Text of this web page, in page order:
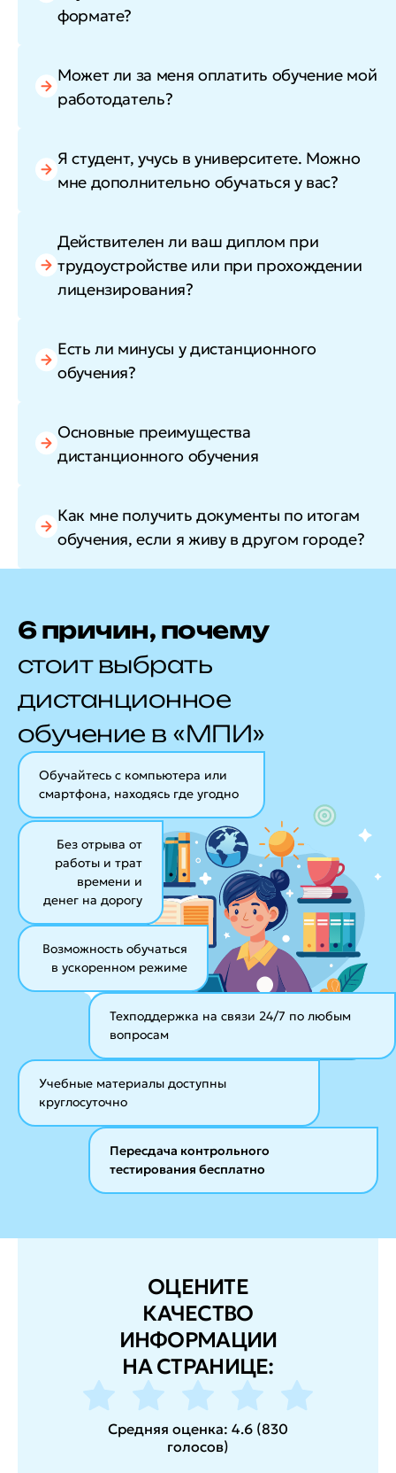
формате?
Может ли за меня оплатить обучение мой
работодатель?
Я студент, учусь в университете. Можно
мне дополнительно обучаться у вас?
Действителен ли ваш диплом при
трудоустройстве или при прохождении
лицензирования?
Есть ли минусы у дистанционного
обучения?
Основные преимущества
дистанционного обучения
Как мне получить документы по итогам
обучения, если я живу в другом городе?
6 причин, почему
стоит выбрать
дистанционное
обучение в «МПИ»
Обучайтесь с компьютера или
смартфона, находясь где угодно
Возможность обучаться
в ускоренном режиме
Без отрыва от
работы и трат
времени и
денег на дорогу
Техподдержка на связи 24/7 по любым
вопросам
Учебные материалы доступны
круглосуточно
Пересдача контрольного
тестирования бесплатно
ОЦЕНИТЕ
КАЧЕСТВО
ИНФОРМАЦИИ
НА СТРАНИЦЕ:
Средняя оценка: 4.6 (830
голосов)